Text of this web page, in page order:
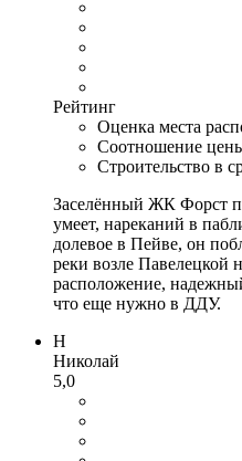
Рейтинг
Оценка места
Соотношение
Строительство в
Заселённый ЖК Форст
умеет, нареканий в
долевое в Пейве, он
реки возле Павелецкой
расположение,
что еще нужно в ДДУ.
Н
Николай
5,0